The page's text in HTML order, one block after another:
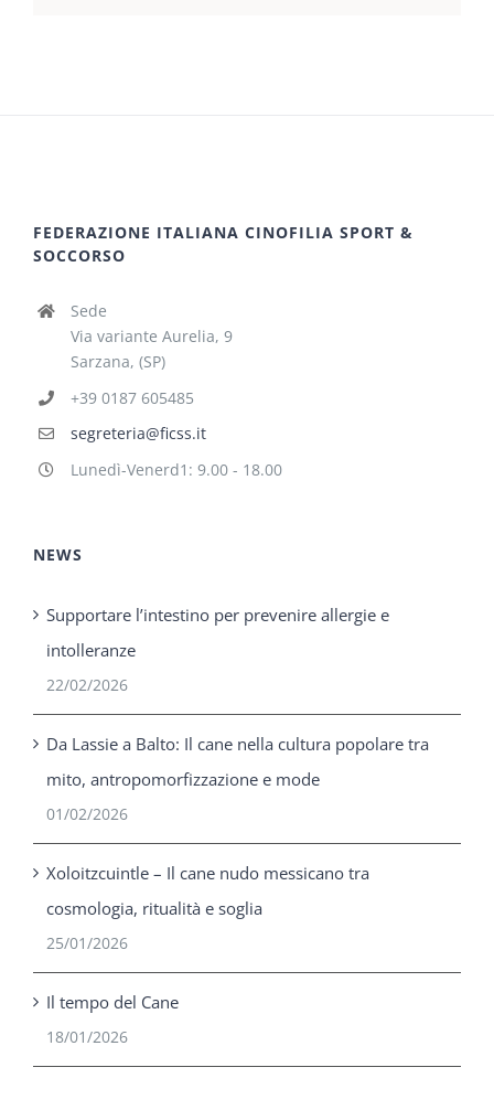
FEDERAZIONE ITALIANA CINOFILIA SPORT &
SOCCORSO
Sede
Via variante Aurelia, 9
Sarzana, (SP)
+39 0187 605485
segreteria@ficss.it
Lunedì-Venerd1: 9.00 - 18.00
NEWS
Supportare l’intestino per prevenire allergie e
intolleranze
22/02/2026
Da Lassie a Balto: Il cane nella cultura popolare tra
mito, antropomorfizzazione e mode
01/02/2026
Xoloitzcuintle – Il cane nudo messicano tra
cosmologia, ritualità e soglia
25/01/2026
Il tempo del Cane
18/01/2026